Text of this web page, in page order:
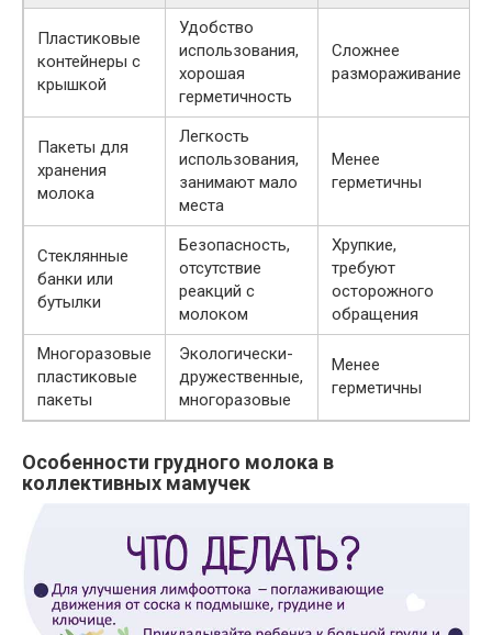
Пластиковые
контейнеры с
крышкой
Удобство
использования,
хорошая
герметичность
Сложнее
размораживание
Пакеты для
хранения
молока
Легкость
использования,
занимают мало
места
Менее
герметичны
Стеклянные
банки или
бутылки
Безопасность,
отсутствие
реакций с
молоком
Хрупкие,
требуют
осторожного
обращения
Многоразовые
пластиковые
пакеты
Экологически-
дружественные,
многоразовые
Менее
герметичны
Особенности грудного молока в
коллективных мамучек